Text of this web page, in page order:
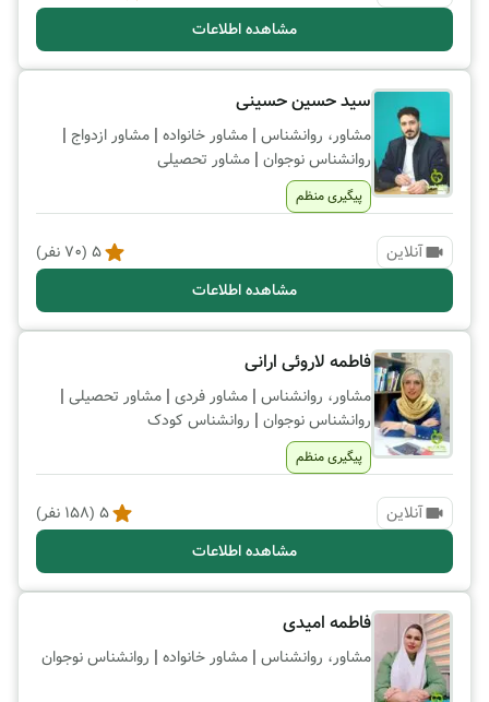
مشاهده اطلاعات
سید حسین حسینی
مشاور، روانشناس | مشاور خانواده | مشاور ازدواج |
روانشناس نوجوان | مشاور تحصیلی
پیگیری منظم
آنلاین 5
(
70 نفر)
مشاهده اطلاعات
فاطمه لاروئی ارانی
مشاور، روانشناس | مشاور فردی | مشاور تحصیلی |
روانشناس نوجوان | روانشناس کودک
پیگیری منظم
آنلاین 5
(
158 نفر)
مشاهده اطلاعات
فاطمه امیدی
مشاور، روانشناس | مشاور خانواده | روانشناس نوجوان